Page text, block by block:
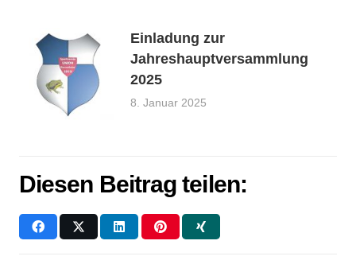
Einladung zur
Jahreshauptversammlung
2025
8. Januar 2025
Diesen Beitrag teilen: